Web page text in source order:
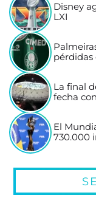
Disney
LXI
pérdidas
La final
fecha
El
730.000